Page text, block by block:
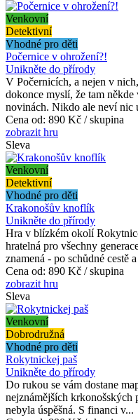
Venkovní
Detektivní
Vhodné pro děti
Počernice v ohrožení?!
Unikněte do přírody
V Počernicích, a nejen v
dokonce myslí, že tam
novinách. Nikdo ale neví nic
Cena od: 890 Kč / skupina
zobrazit hru
Sleva
Venkovní
Detektivní
Vhodné pro děti
Krakonošův knoflík
Unikněte do přírody
Hra v blízkém okolí
hratelná pro všechny
znamená - po schůdné cestě
Cena od: 890 Kč / skupina
zobrazit hru
Sleva
Venkovní
Dobrodružná
Vhodné pro děti
Rokytnickej paš
Unikněte do přírody
Do rukou se vám dostane
nejznámějších krkonošských
nebyla úspěšná. S financi v...